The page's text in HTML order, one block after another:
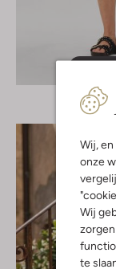
Wij,
onze
Wij
te